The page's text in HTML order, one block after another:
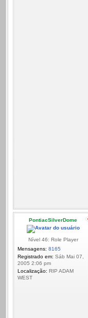
PontiacSilverDome
Nível 46: Role Player
Mensagens: 8165
Registrado em: Sáb Mai 07,
2005 2:06 pm
Localização: RIP ADAM
WEST